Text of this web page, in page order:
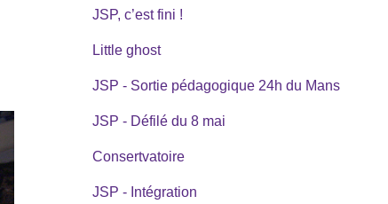
JSP, c’est fini !
Little ghost
JSP - Sortie pédagogique 24h du Mans
JSP - Défilé du 8 mai
Consertvatoire
JSP - Intégration